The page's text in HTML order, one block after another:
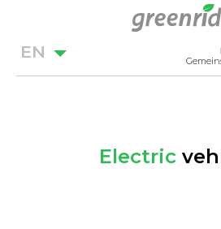
EN
Electric